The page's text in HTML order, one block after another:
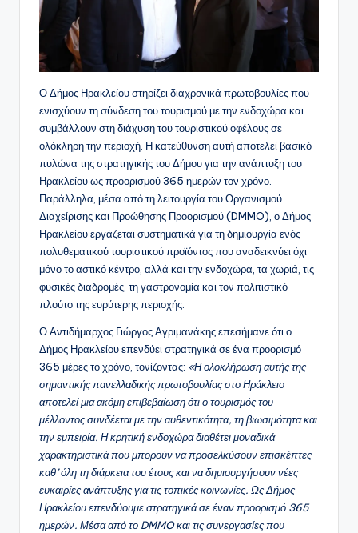
Ο Δήμος Ηρακλείου στηρίζει διαχρονικά πρωτοβουλίες που
ενισχύουν τη σύνδεση του τουρισμού με την ενδοχώρα και
συμβάλλουν στη διάχυση του τουριστικού οφέλους σε
ολόκληρη την περιοχή. Η κατεύθυνση αυτή αποτελεί βασικό
πυλώνα της στρατηγικής του Δήμου για την ανάπτυξη του
Ηρακλείου ως προορισμού 365 ημερών τον χρόνο.
Παράλληλα, μέσα από τη λειτουργία του Οργανισμού
Διαχείρισης και Προώθησης Προορισμού (DMMO), ο Δήμος
Ηρακλείου εργάζεται συστηματικά για τη δημιουργία ενός
πολυθεματικού τουριστικού προϊόντος που αναδεικνύει όχι
μόνο το αστικό κέντρο, αλλά και την ενδοχώρα, τα χωριά, τις
φυσικές διαδρομές, τη γαστρονομία και τον πολιτιστικό
πλούτο της ευρύτερης περιοχής.
Ο Αντιδήμαρχος Γιώργος Αγριμανάκης επεσήμανε ότι ο
Δήμος Ηρακλείου επενδύει στρατηγικά σε ένα προορισμό
365 μέρες το χρόνο, τονίζοντας: «Η ολοκλήρωση αυτής της
σημαντικής πανελλαδικής πρωτοβουλίας στο Ηράκλειο
αποτελεί μια ακόμη επιβεβαίωση ότι ο τουρισμός του
μέλλοντος συνδέεται με την αυθεντικότητα, τη βιωσιμότητα και
την εμπειρία. Η κρητική ενδοχώρα διαθέτει μοναδικά
χαρακτηριστικά που μπορούν να προσελκύσουν επισκέπτες
καθ’ όλη τη διάρκεια του έτους και να δημιουργήσουν νέες
ευκαιρίες ανάπτυξης για τις τοπικές κοινωνίες. Ως Δήμος
Ηρακλείου επενδύουμε στρατηγικά σε έναν προορισμό 365
ημερών. Μέσα από το DMMO και τις συνεργασίες που